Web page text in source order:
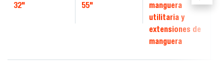
32"
55"
manguera
utilitaria y
extensiones de
manguera